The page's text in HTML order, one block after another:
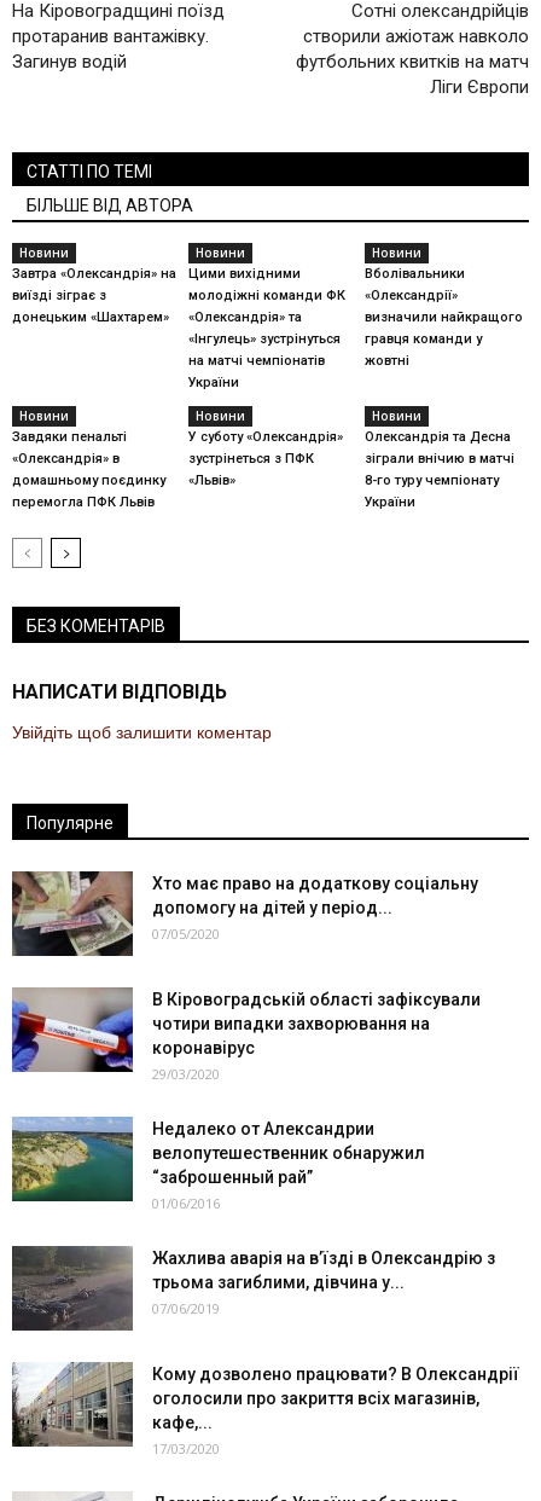
На Кіровоградщині поїзд
протаранив вантажівку.
Загинув водій
Сотні олександрійців
створили ажіотаж навколо
футбольних квитків на матч
Ліги Європи
СТАТТІ ПО ТЕМІ
БІЛЬШЕ ВІД АВТОРА
Новини
Завтра «Олександрія» на
виїзді зіграє з
донецьким «Шахтарем»
Новини
Цими вихідними
молодіжні команди ФК
«Олександрія» та
«Інгулець» зустрінуться
на матчі чемпіонатів
України
Новини
Вболівальники
«Олександрії»
визначили найкращого
гравця команди у
жовтні
Новини
Завдяки пенальті
«Олександрія» в
домашньому поєдинку
перемогла ПФК Львів
Новини
У суботу «Олександрія»
зустрінеться з ПФК
«Львів»
Новини
Олександрія та Десна
зіграли внічию в матчі
8-го туру чемпіонату
України
БЕЗ КОМЕНТАРІВ
НАПИСАТИ ВІДПОВІДЬ
Увійдіть щоб залишити коментар
Популярне
Хто має право на додаткову соціальну
допомогу на дітей у період...
07/05/2020
В Кіровоградській області зафіксували
чотири випадки захворювання на
коронавірус
29/03/2020
Недалеко от Александрии
велопутешественник обнаружил
“заброшенный рай”
01/06/2016
Жахлива аварія на в’їзді в Олександрію з
трьома загиблими, дівчина у...
07/06/2019
Кому дозволено працювати? В Олександрії
оголосили про закриття всіх магазинів,
кафе,...
17/03/2020